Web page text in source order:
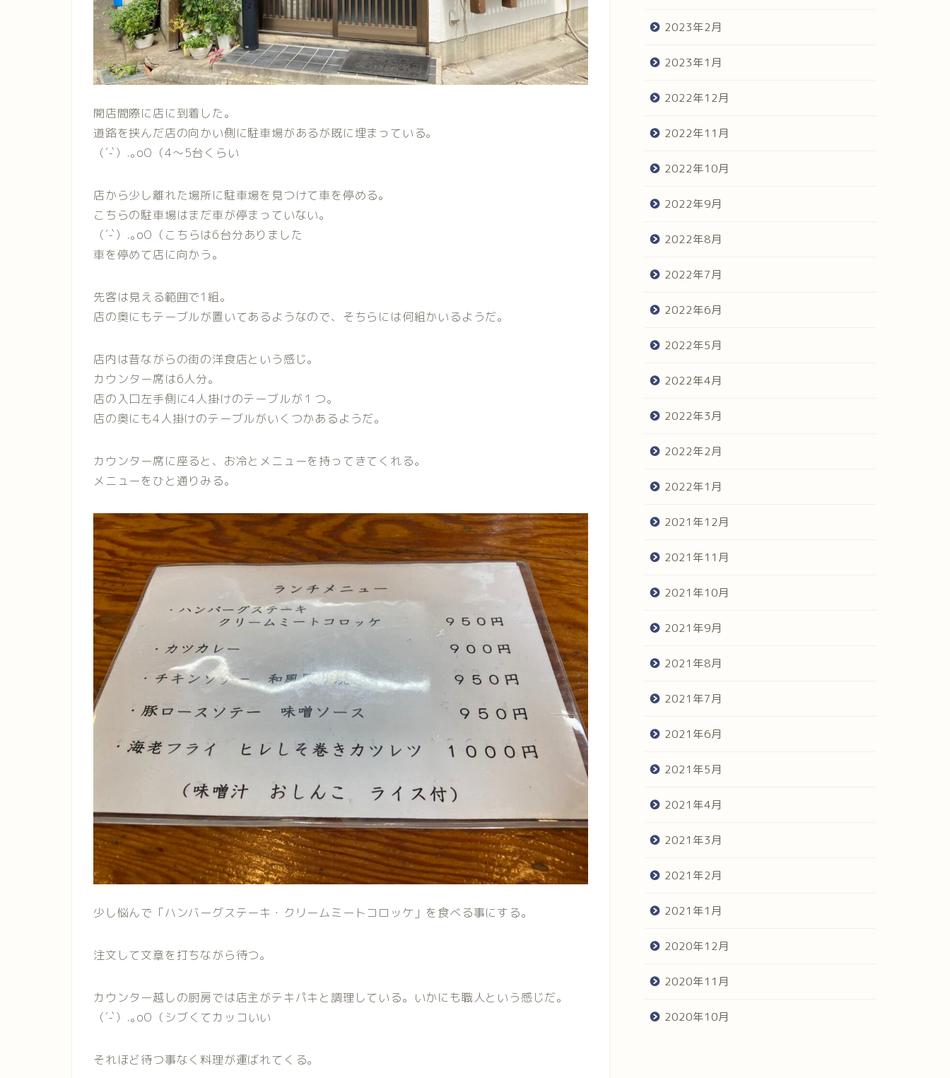
開店間際に店に到着した。
道路を挟んだ店の向かい側に駐車場があるが既に埋まっている。
（´-`）.｡oO（4〜5台くらい
店から少し離れた場所に駐車場を見つけて車を停める。
こちらの駐車場はまだ車が停まっていない。
（´-`）.｡oO（こちらは6台分ありました
車を停めて店に向かう。
先客は見える範囲で1組。
店の奥にもテーブルが置いてあるようなので、そちらには何組かいるようだ。
店内は昔ながらの街の洋食店という感じ。
カウンター席は6人分。
店の入口左手側に4人掛けのテーブルが１つ。
店の奥にも4人掛けのテーブルがいくつかあるようだ。
カウンター席に座ると、お冷とメニューを持ってきてくれる。
メニューをひと通りみる。
少し悩んで「ハンバーグステーキ・クリームミートコロッケ」を食べる事にする。
注文して文章を打ちながら待つ。
カウンター越しの厨房では店主がテキパキと調理している。いかにも職人という感じだ。
（´-`）.｡oO（シブくてカッコいい
それほど待つ事なく料理が運ばれてくる。
2023年2月
2023年1月
2022年12月
2022年11月
2022年10月
2022年9月
2022年8月
2022年7月
2022年6月
2022年5月
2022年4月
2022年3月
2022年2月
2022年1月
2021年12月
2021年11月
2021年10月
2021年9月
2021年8月
2021年7月
2021年6月
2021年5月
2021年4月
2021年3月
2021年2月
2021年1月
2020年12月
2020年11月
2020年10月